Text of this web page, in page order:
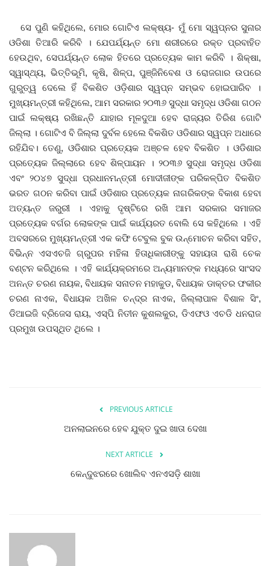
ସେ ପୁଣି କହିଥିଲେ, ମୋର ଗୋଟିଏ ଲକ୍ଷ୍ୟ- ମୁଁ ମୋ ସ୍ୱପ୍ନର ସୁନାର
ଓଡିଶା ତିଆରି କରିବି । ଯେପର୍ଯ୍ୟନ୍ତ ମୋ ଶରୀରରେ ରକ୍ତ ପ୍ରବାହିତ
ହେଉଥିବ, ସେପର୍ଯ୍ୟନ୍ତ ଲୋକ ହିତରେ ପ୍ରତ୍ୟେକ କାମ କରିବି । ଶିକ୍ଷା,
ସ୍ୱାସ୍ଥ୍ୟ, ଭିତ୍ତିଭୂମି, କୃଷି, ଶିଳ୍ପ, ପୁଞ୍ଜିନିବେଶ ଓ ରୋଜଗାର ଉପରେ
ଗୁରୁତ୍ୱ ଦେଲେ ହିଁ ବିକଶିତ ଓଡ଼ିଶାର ସ୍ୱପ୍ନ ସମ୍ଭବ ହୋଇପାରିବ ।
ମୁଖ୍ୟମନ୍ତ୍ରୀ କହିଥିଲେ, ଆମ ସରକାର ୨୦୩୬ ସୁଦ୍ଧା ସମୃଦ୍ଧ ଓଡିଶା ଗଠନ
ପାଇଁ ଲକ୍ଷ୍ୟ ରଖିଛନ୍ତି ଯାହାର ମୂଳଦୁଆ ହେବ ରାଜ୍ୟର ତିରିଶ ଗୋଟି
ଜିଲ୍ଲା । ଗୋଟିଏ ବି ଜିଲ୍ଲା ଦୁର୍ବଳ ହେଲେ ବିକଶିତ ଓଡିଶାର ସ୍ୱପ୍ନ ଅଧାରେ
ରହିଯିବ। ତେଣୁ, ଓଡିଶାର ପ୍ରତ୍ୟେକ ଅଞ୍ଚଳ ହେବ ବିକଶିତ । ଓଡିଶାର
ପ୍ରତ୍ୟେକ ଜିଲ୍ଲାରେ ହେବ ଶିଳ୍ପାୟନ । ୨୦୩୬ ସୁଦ୍ଧା ସମୃଦ୍ଧ ଓଡିଶା
ଏବଂ ୨୦୪୭ ସୁଦ୍ଧା ପ୍ରଧାନମନ୍ତ୍ରୀ ମୋଦୀଜୀଙ୍କ ପରିକଳ୍ପିତ ବିକଶିତ
ଭରତ ଗଠନ କରିବା ପାଇଁ ଓଡିଶାର ପ୍ରତ୍ୟେକ ନାଗରିକଙ୍କ ବିକାଶ ହେବା
ଅତ୍ୟନ୍ତ ଜରୁରୀ । ଏହାକୁ ଦୃଷ୍ଟିରେ ରଖି ଆମ ସରକାର ସମାଜର
ପ୍ରତ୍ୟେକ ବର୍ଗର ଲୋକଙ୍କ ପାଇଁ କାର୍ଯ୍ୟରତ ବୋଲି ସେ କହିଥିଲେ । ଏହି
ଅବସରରେ ମୁଖ୍ୟମନ୍ତ୍ରୀ ଏକ କଫି ଟେବୁଲ ବୁକ ଉନ୍ମୋଚନ କରିବା ସହିତ,
ବିଭିନ୍ନ ଏସଏଚଜି ଗ୍ରୁପର ମହିଳା ହିତାଧିକାରୀଙ୍କୁ ସହାୟତା ରାଶି ଚେକ
ବଣ୍ଟନ କରିଥିଲେ । ଏହି କାର୍ଯ୍ୟକ୍ରମରେ ଅନ୍ୟମାନଙ୍କ ମଧ୍ୟରେ ସାଂସଦ
ଅନନ୍ତ ଚରଣ ନାୟକ, ବିଧାୟକ ସନାତନ ମହାକୁଡ, ବିଧାୟକ ଡାକ୍ତର ଫକୀର
ଚରଣ ନାଏକ, ବିଧାୟକ ଅଖିଳ ଚନ୍ଦ୍ର ନାଏକ, ଜିଲ୍ଲାପାଳ ବିଶାଳ ସିଂ,
ଡିଆଇଜି ବ୍ରିଜେସ ରାୟ, ଏସ୍‌ପି ନିତୀନ କୁଶଲକୁର, ଡିଏଫଓ ଏଚଡି ଧନରାଜ
ପ୍ରମୁଖ ଉପସ୍ଥିତ ଥିଲେ ।
PREVIOUS ARTICLE
ଅନଲାଇନରେ ହେବ ଯୁକ୍ତ ଦୁଇ ଖାତା ଦେଖା
NEXT ARTICLE
କେନ୍ଦୁଝରରେ ଖୋଲିବ ଏନଏସଡ଼ି ଶାଖା